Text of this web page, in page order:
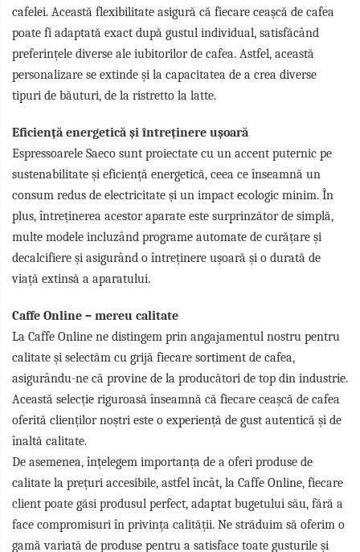
cafelei. Această flexibilitate asigură că fiecare ceașcă de cafea
poate fi adaptată exact după gustul individual, satisfăcând
preferințele diverse ale iubitorilor de cafea. Astfel, această
personalizare se extinde și la capacitatea de a crea diverse
tipuri de băuturi, de la ristretto la latte.
Eficiență energetică și întreținere ușoară
Espressoarele Saeco sunt proiectate cu un accent puternic pe
sustenabilitate și eficiență energetică, ceea ce înseamnă un
consum redus de electricitate și un impact ecologic minim. În
plus, întreținerea acestor aparate este surprinzător de simplă,
multe modele incluzând programe automate de curățare și
decalcifiere și asigurând o întreținere ușoară și o durată de
viață extinsă a aparatului.
Caffe Online – mereu calitate
La Caffe Online ne distingem prin angajamentul nostru pentru
calitate și selectăm cu grijă fiecare sortiment de cafea,
asigurându-ne că provine de la producători de top din industrie.
Această selecție riguroasă înseamnă că fiecare ceașcă de cafea
oferită clienților noștri este o experiență de gust autentică și de
înaltă calitate.
De asemenea, înțelegem importanța de a oferi produse de
calitate la prețuri accesibile, astfel încât, la Caffe Online, fiecare
client poate găsi produsul perfect, adaptat bugetului său, fără a
face compromisuri în privința calității. Ne străduim să oferim o
gamă variată de produse pentru a satisface toate gusturile și